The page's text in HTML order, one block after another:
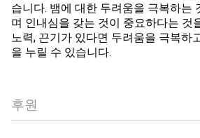
습니다. 뱀에 대한 두려움을 극복하는
며 인내심을 갖는 것이 중요하다는 것
노력, 끈기가 있다면 두려움을 극복하
을 누릴 수 있습니다.
후원